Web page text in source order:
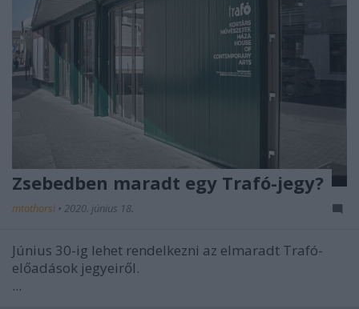
Zsebedben maradt egy Trafó-jegy?
mtothorsi • 2020. június 18.
Június 30-ig lehet rendelkezni az elmaradt Trafó-
előadások jegyeiről.
...